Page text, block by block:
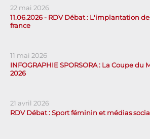
22 mai 2026
11.06.2026 - RDV Débat : L'implantation
france
11 mai 2026
INFOGRAPHIE SPORSORA : La Coupe du
2026
21 avril 2026
RDV Débat : Sport féminin et médias